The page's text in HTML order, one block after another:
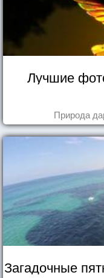
Лучшие
Природа
Загадочные